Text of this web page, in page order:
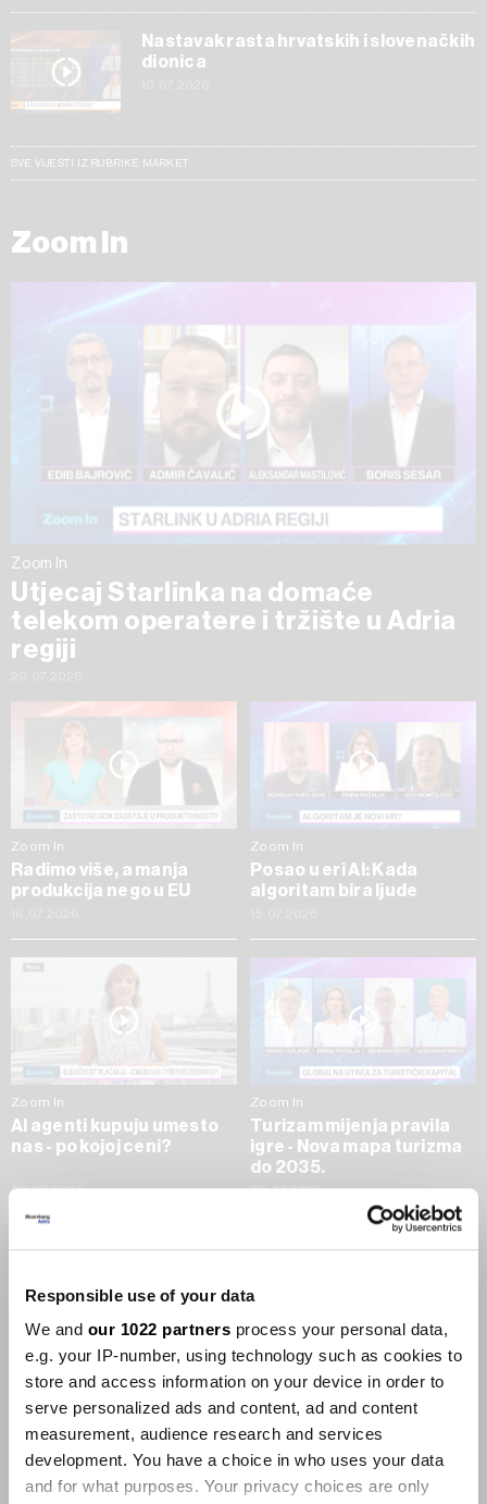
Responsible use of your data
We and our 1022 partners process your personal data,
e.g. your IP-number, using technology such as cookies to
store and access information on your device in order to
serve personalized ads and content, ad and content
measurement, audience research and services
development. You have a choice in who uses your data
and for what purposes. Your privacy choices are only
Nastavak rasta hrvatskih i slovenačkih
dionica
SVE VIJESTI IZ RUBRIKE MARKET
Zoom In
Zoom In
Utjecaj Starlinka na domaće
telekom operatere i tržište u Adria
regiji
Zoom In
Radimo više, a manja
produkcija nego u EU
Zoom In
Posao u eri AI: Kada
algoritam bira ljude
Zoom In
AI agenti kupuju umesto
nas - po kojoj ceni?
09.07.2026
Zoom In
Turizam mijenja pravila
igre - Nova mapa turizma
do 2035.
09.07.2026
SVE VIJESTI IZ RUBRIKE ZOOM IN
Businessweek Adria
Korisnici GLP-1 lijekova mršave,
ekonomija se deblja
Visok trošak selidbe kompanija iz Kine